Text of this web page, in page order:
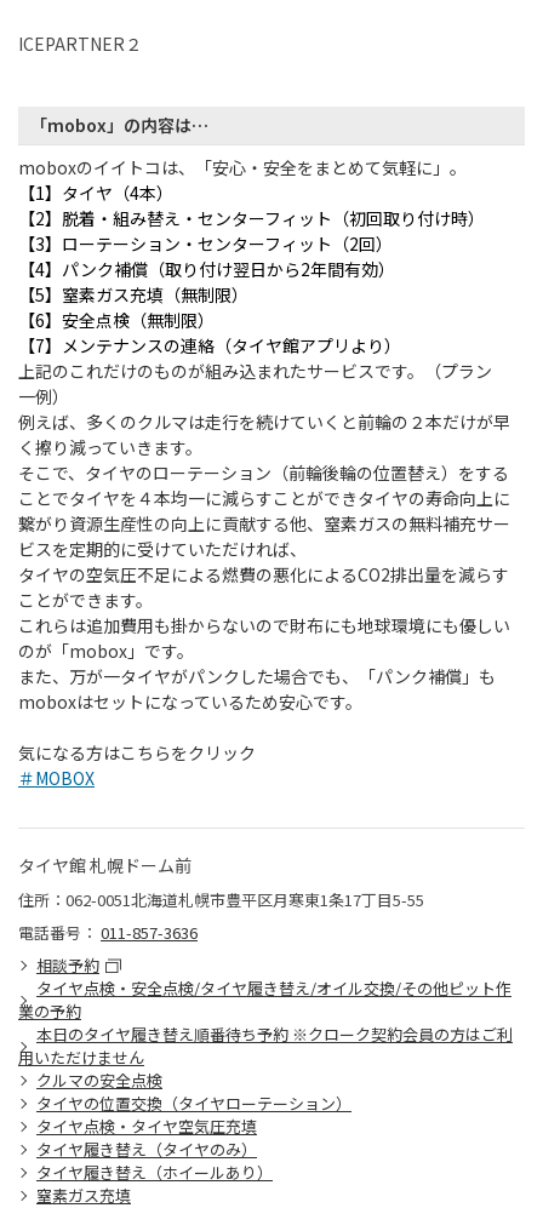
ICEPARTNER２
「mobox」の内容は…
moboxのイイトコは、「安心・安全をまとめて気軽に」。
【1】タイヤ（4本）
【2】脱着・組み替え・センターフィット（初回取り付け時）
【3】ローテーション・センターフィット（2回）
【4】パンク補償（取り付け翌日から2年間有効）
【5】窒素ガス充填（無制限）
【6】安全点検（無制限）
【7】メンテナンスの連絡（タイヤ館アプリより）
上記のこれだけのものが組み込まれたサービスです。（プラン
一例）
例えば、多くのクルマは走行を続けていくと前輪の２本だけが早
く擦り減っていきます。
そこで、タイヤのローテーション（前輪後輪の位置替え）をする
ことでタイヤを４本均一に減らすことができタイヤの寿命向上に
繋がり資源生産性の向上に貢献する他、窒素ガスの無料補充サー
ビスを定期的に受けていただければ、
タイヤの空気圧不足による燃費の悪化によるCO2排出量を減らす
ことができます。
これらは追加費用も掛からないので財布にも地球環境にも優しい
のが「mobox」です。
また、万が一タイヤがパンクした場合でも、「パンク補償」も
moboxはセットになっているため安心です。
気になる方はこちらをクリック
＃MOBOX
タイヤ館 札幌ドーム前
住所：062-0051北海道札幌市豊平区月寒東1条17丁目5-55
電話番号： 011-857-3636
相談予約
タイヤ点検・安全点検/タイヤ履き替え/オイル交換/その他ピット作
業の予約
本日のタイヤ履き替え順番待ち予約 ※クローク契約会員の方はご利
用いただけません
クルマの安全点検
タイヤの位置交換（タイヤローテーション）
タイヤ点検・タイヤ空気圧充填
タイヤ履き替え（タイヤのみ）
タイヤ履き替え（ホイールあり）
窒素ガス充填